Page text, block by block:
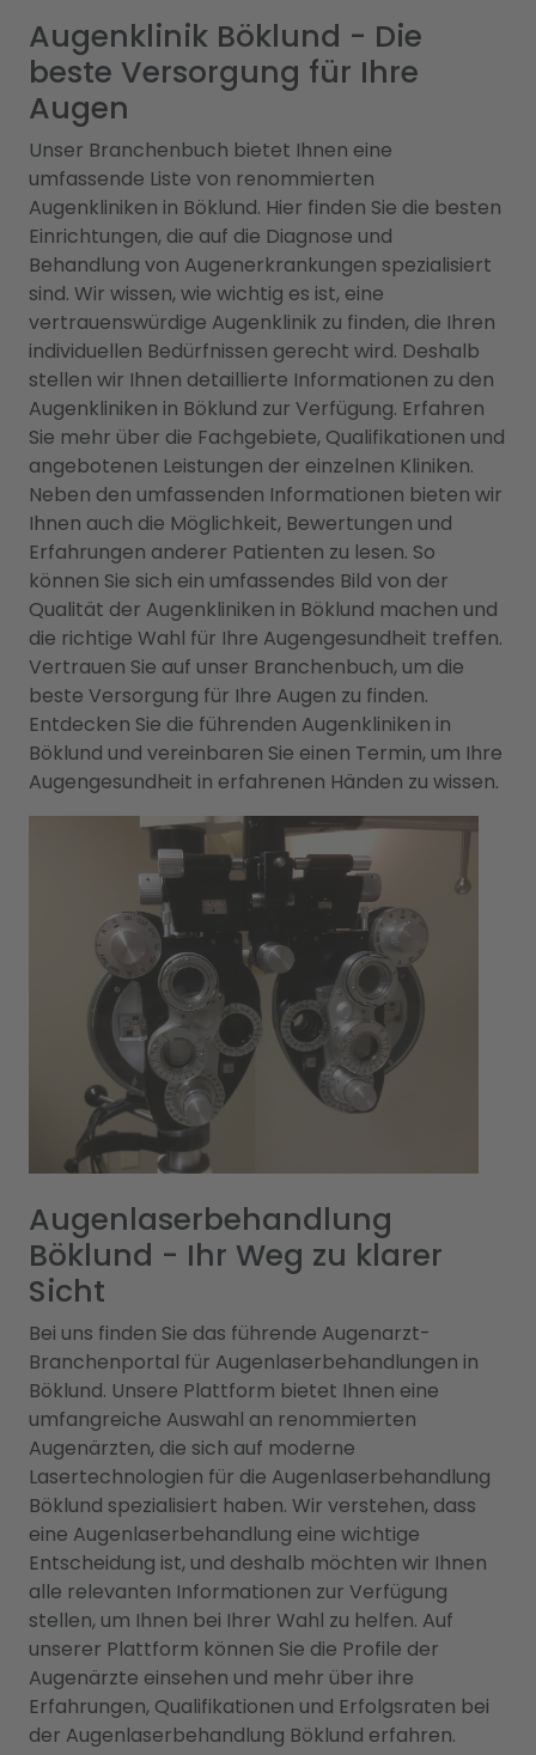
Augenklinik Böklund - Die
beste Versorgung für Ihre
Augen
Unser Branchenbuch bietet Ihnen eine
umfassende Liste von renommierten
Augenkliniken in Böklund. Hier finden Sie die besten
Einrichtungen, die auf die Diagnose und
Behandlung von Augenerkrankungen spezialisiert
sind. Wir wissen, wie wichtig es ist, eine
vertrauenswürdige Augenklinik zu finden, die Ihren
individuellen Bedürfnissen gerecht wird. Deshalb
stellen wir Ihnen detaillierte Informationen zu den
Augenkliniken in Böklund zur Verfügung. Erfahren
Sie mehr über die Fachgebiete, Qualifikationen und
angebotenen Leistungen der einzelnen Kliniken.
Neben den umfassenden Informationen bieten wir
Ihnen auch die Möglichkeit, Bewertungen und
Erfahrungen anderer Patienten zu lesen. So
können Sie sich ein umfassendes Bild von der
Qualität der Augenkliniken in Böklund machen und
die richtige Wahl für Ihre Augengesundheit treffen.
Vertrauen Sie auf unser Branchenbuch, um die
beste Versorgung für Ihre Augen zu finden.
Entdecken Sie die führenden Augenkliniken in
Böklund und vereinbaren Sie einen Termin, um Ihre
Augengesundheit in erfahrenen Händen zu wissen.
Augenlaserbehandlung
Böklund - Ihr Weg zu klarer
Sicht
Bei uns finden Sie das führende Augenarzt-
Branchenportal für Augenlaserbehandlungen in
Böklund. Unsere Plattform bietet Ihnen eine
umfangreiche Auswahl an renommierten
Augenärzten, die sich auf moderne
Lasertechnologien für die Augenlaserbehandlung
Böklund spezialisiert haben. Wir verstehen, dass
eine Augenlaserbehandlung eine wichtige
Entscheidung ist, und deshalb möchten wir Ihnen
alle relevanten Informationen zur Verfügung
stellen, um Ihnen bei Ihrer Wahl zu helfen. Auf
unserer Plattform können Sie die Profile der
Augenärzte einsehen und mehr über ihre
Erfahrungen, Qualifikationen und Erfolgsraten bei
der Augenlaserbehandlung Böklund erfahren.